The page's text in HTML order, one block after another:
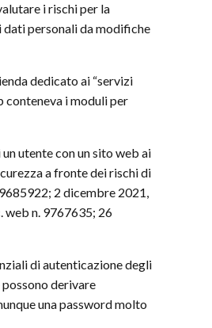
i rischi per la
personali da modifiche
dedicato ai “servizi
conteneva i moduli per
utente con un sito web ai
a fronte dei rischi di
2 dicembre 2021,
web n. 9767635; 26
di autenticazione degli
derivare
una password molto